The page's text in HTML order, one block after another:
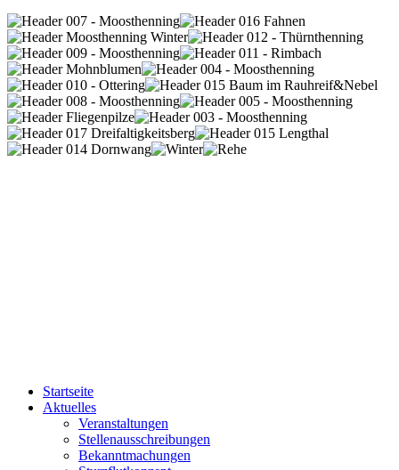
Startseite
Aktuelles
Veranstaltungen
Stellenausschreibungen
Bekanntmachungen